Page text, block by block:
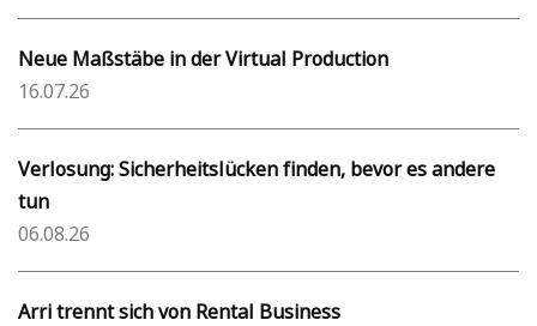
Neue Maßstäbe in der Virtual Production
16.07.26
Verlosung: Sicherheitslücken finden, bevor es andere
tun
06.08.26
Arri trennt sich von Rental Business